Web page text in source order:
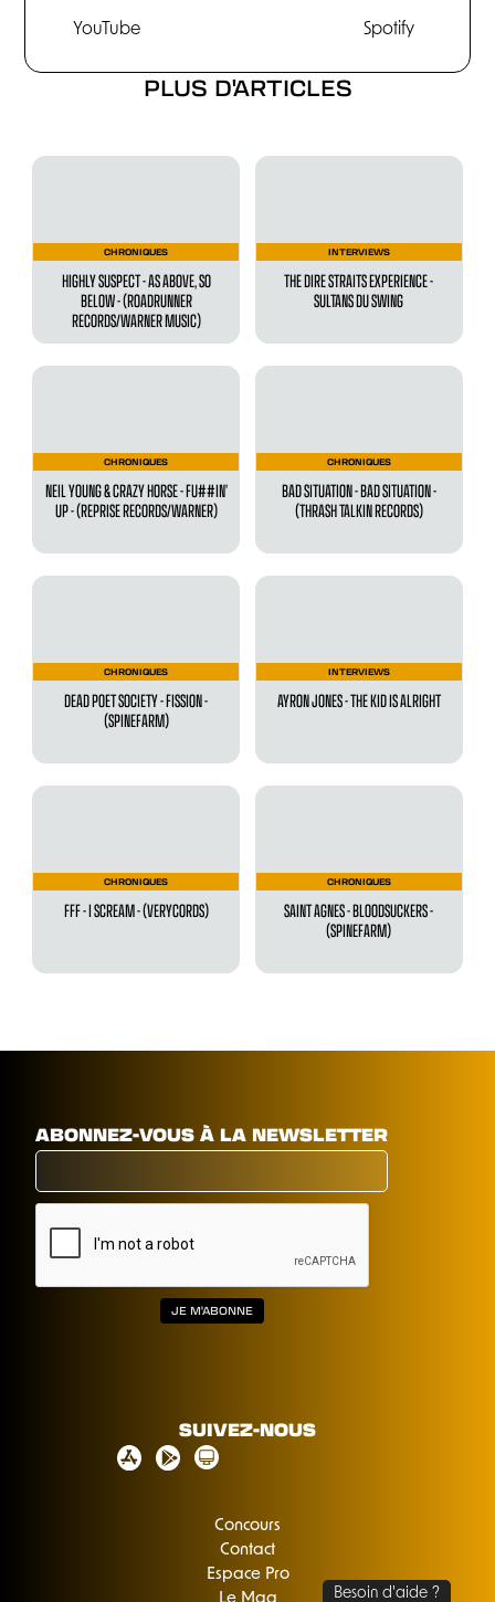
YouTube Spotify
PLUS D'ARTICLES
CHRONIQUES
HIGHLY SUSPECT - AS ABOVE, SO
BELOW - (ROADRUNNER
RECORDS/WARNER MUSIC)
INTERVIEWS
THE DIRE STRAITS EXPERIENCE -
SULTANS DU SWING
CHRONIQUES
NEIL YOUNG & CRAZY HORSE - FU##IN’
UP - (REPRISE RECORDS/WARNER)
CHRONIQUES
BAD SITUATION - BAD SITUATION -
(THRASH TALKIN RECORDS)
CHRONIQUES
DEAD POET SOCIETY - FISSION -
(SPINEFARM)
INTERVIEWS
AYRON JONES - THE KID IS ALRIGHT
CHRONIQUES
FFF - I SCREAM - (VERYCORDS)
CHRONIQUES
SAINT AGNES - BLOODSUCKERS -
(SPINEFARM)
ABONNEZ-VOUS À LA NEWSLETTER
SUIVEZ-NOUS
Concours
Contact
Espace Pro